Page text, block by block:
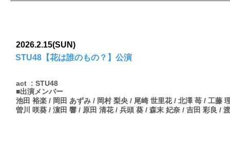
2026.2.15(SUN)
STU48【花は誰のもの？】公演
act : STU48
■出演メンバー
池田 裕楽 / 岡田 あずみ / 岡村 梨央 / 尾崎 世里花 / 北澤 苺 / 工藤
曽川 咲葵 / 濵田 響 / 原田 清花 / 兵頭 葵 / 森末 妃奈 / 吉田 彩良 /